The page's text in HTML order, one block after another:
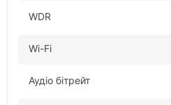
WDR
Wi-Fi
Аудіо бітрейт